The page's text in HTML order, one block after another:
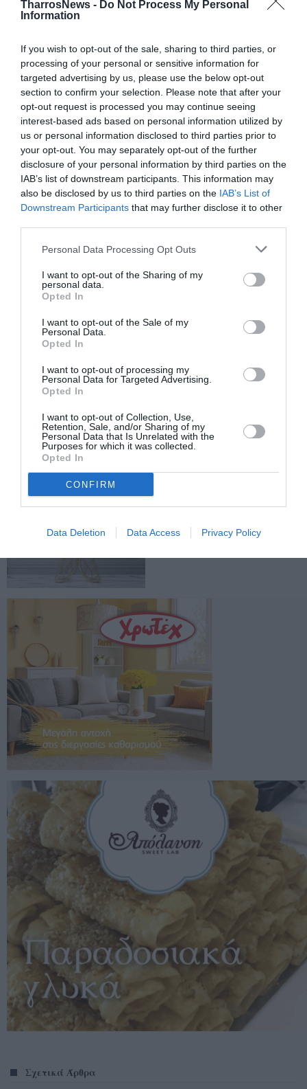
TharrosNews - Do Not Process My Personal
Information
If you wish to opt-out of the sale, sharing to third parties, or
processing of your personal or sensitive information for
targeted advertising by us, please use the below opt-out
section to confirm your selection. Please note that after your
opt-out request is processed you may continue seeing
interest-based ads based on personal information utilized by
us or personal information disclosed to third parties prior to
your opt-out. You may separately opt-out of the further
disclosure of your personal information by third parties on the
IAB’s list of downstream participants. This information may
also be disclosed by us to third parties on the IAB’s List of
Downstream Participants that may further disclose it to other
Personal Data Processing Opt Outs
I want to opt-out of the Sharing of my
personal data.
Opted In
I want to opt-out of the Sale of my
Personal Data.
Opted In
I want to opt-out of processing my
Personal Data for Targeted Advertising.
Opted In
I want to opt-out of Collection, Use,
Retention, Sale, and/or Sharing of my
Personal Data that Is Unrelated with the
Purposes for which it was collected.
Opted In
CONFIRM
Data Deletion Data Access Privacy Policy
κτηματογράφησης και τη στελέχωση των νέων
σημερινές Πολεοδομίες αντιμετωπίζουν σοβαρά
προβλήματα υποστελέχωσης.
Σε αυτό το πλαίσιο, η δημιουργία της Κτηματοδομίας
προβάλλει ως μια προσπάθεια συγκέντρωσης όλων
των διαδικασιών που σχετίζονται με την ακίνητη
περιουσία σε έναν ενιαίο οργανισμό. Ωστόσο, η
προοπτική μεταφοράς των αρμοδιοτήτων από τους
Δήμους έχει ήδη προκαλέσει, όπως προαναφέραμε,
έντονες αντιδράσεις στην Τοπική Αυτοδιοίκηση, με την
Συμβούλιο της Επικρατείας, διεκδικώντας τη
διατήρηση των πολεοδομικών αρμοδιοτήτων στους
Δήμους.
ΠΟΛΕΟΔΟΜΙΑ
Facebook
Σχετικά Άρθρα